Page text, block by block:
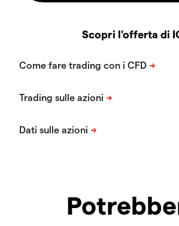
Scopri l'offerta di